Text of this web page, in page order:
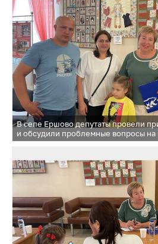
В селе Ершово депутаты провели
и обсудили проблемные вопросы на